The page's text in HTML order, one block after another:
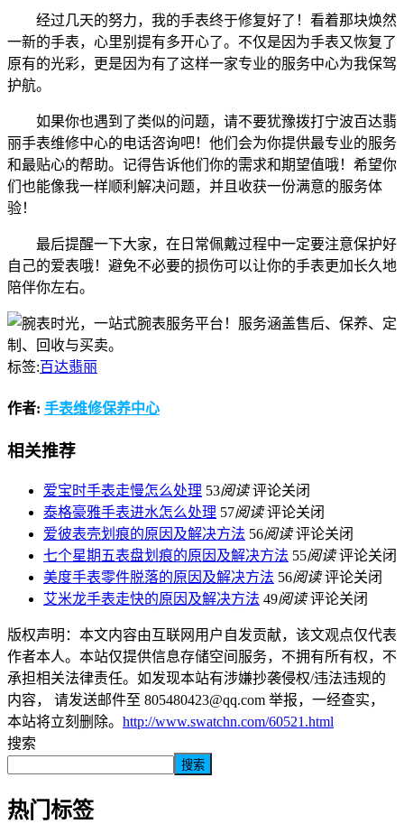
经过几天的努力，我的手表终于修复好了！看着那块焕然
一新的手表，心里别提有多开心了。不仅是因为手表又恢复了
原有的光彩，更是因为有了这样一家专业的服务中心为我保驾
护航。
如果你也遇到了类似的问题，请不要犹豫拨打宁波百达翡
丽手表维修中心的电话咨询吧！他们会为你提供最专业的服务
和最贴心的帮助。记得告诉他们你的需求和期望值哦！希望你
们也能像我一样顺利解决问题，并且收获一份满意的服务体
验！
最后提醒一下大家，在日常佩戴过程中一定要注意保护好
自己的爱表哦！避免不必要的损伤可以让你的手表更加长久地
陪伴你左右。
标签:百达翡丽
作者: 手表维修保养中心
相关推荐
爱宝时手表走慢怎么处理 53阅读 评论关闭
泰格豪雅手表进水怎么处理 57阅读 评论关闭
爱彼表壳划痕的原因及解决方法 56阅读 评论关闭
七个星期五表盘划痕的原因及解决方法 55阅读 评论关闭
美度手表零件脱落的原因及解决方法 56阅读 评论关闭
艾米龙手表走快的原因及解决方法 49阅读 评论关闭
版权声明：本文内容由互联网用户自发贡献，该文观点仅代表
作者本人。本站仅提供信息存储空间服务，不拥有所有权，不
承担相关法律责任。如发现本站有涉嫌抄袭侵权/违法违规的
内容， 请发送邮件至 805480423@qq.com 举报，一经查实，
本站将立刻删除。 http://www.swatchn.com/60521.html
搜索
搜索
热门标签